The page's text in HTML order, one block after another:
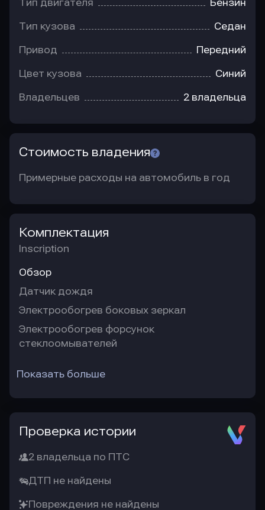
Тип двигателя Бензин
Тип кузова Седан
Привод Передний
Цвет кузова Синий
Владельцев 2 владельца
Стоимость владения
Примерные расходы на автомобиль в год
Комплектация
Inscription
Обзор
Датчик дождя
Электрообогрев боковых зеркал
Электрообогрев форсунок
стеклоомывателей
Показать больше
Проверка истории
2 владельца по ПТС
ДТП не найдены
Повреждения не найдены